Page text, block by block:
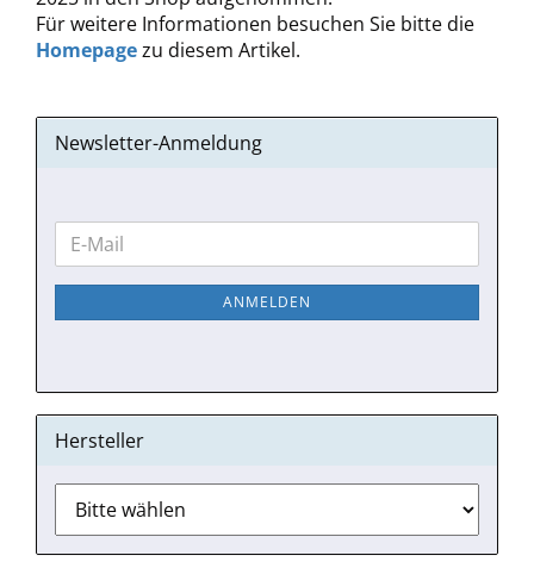
Für weitere Informationen besuchen Sie bitte die
Homepagezu diesem Artikel.
Newsletter-Anmeldung
WEITER
ZUR
NEWSLETTER-
E-
Mail
ANMELDEN
Hersteller